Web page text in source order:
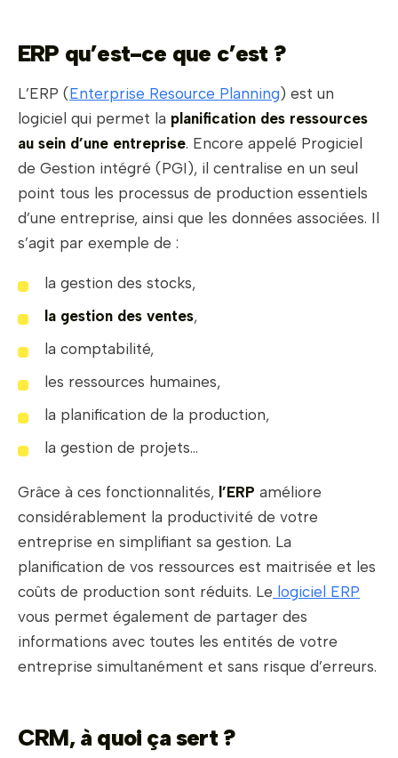
ERP qu’est-ce que c’est ?
L’ERP (Enterprise Resource Planning) est un
logiciel qui permet la planification des ressources
au sein d’une entreprise. Encore appelé Progiciel
de Gestion intégré (PGI), il centralise en un seul
point tous les processus de production essentiels
d’une entreprise, ainsi que les données associées. Il
s’agit par exemple de :
la gestion des stocks,
la gestion des ventes,
la comptabilité,
les ressources humaines,
la planification de la production,
la gestion de projets…
Grâce à ces fonctionnalités, l’ERP améliore
considérablement la productivité de votre
entreprise en simplifiant sa gestion. La
planification de vos ressources est maitrisée et les
coûts de production sont réduits. Le logiciel ERP
vous permet également de partager des
informations avec toutes les entités de votre
entreprise simultanément et sans risque d’erreurs.
CRM, à quoi ça sert ?